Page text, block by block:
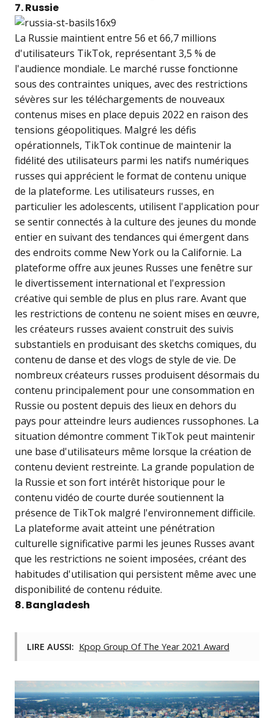
7. Russie
La Russie maintient entre 56 et 66,7 millions
d'utilisateurs TikTok, représentant 3,5 % de
l'audience mondiale. Le marché russe fonctionne
sous des contraintes uniques, avec des restrictions
sévères sur les téléchargements de nouveaux
contenus mises en place depuis 2022 en raison des
tensions géopolitiques. Malgré les défis
opérationnels, TikTok continue de maintenir la
fidélité des utilisateurs parmi les natifs numériques
russes qui apprécient le format de contenu unique
de la plateforme. Les utilisateurs russes, en
particulier les adolescents, utilisent l'application pour
se sentir connectés à la culture des jeunes du monde
entier en suivant des tendances qui émergent dans
des endroits comme New York ou la Californie. La
plateforme offre aux jeunes Russes une fenêtre sur
le divertissement international et l'expression
créative qui semble de plus en plus rare. Avant que
les restrictions de contenu ne soient mises en œuvre,
les créateurs russes avaient construit des suivis
substantiels en produisant des sketchs comiques, du
contenu de danse et des vlogs de style de vie. De
nombreux créateurs russes produisent désormais du
contenu principalement pour une consommation en
Russie ou postent depuis des lieux en dehors du
pays pour atteindre leurs audiences russophones. La
situation démontre comment TikTok peut maintenir
une base d'utilisateurs même lorsque la création de
contenu devient restreinte. La grande population de
la Russie et son fort intérêt historique pour le
contenu vidéo de courte durée soutiennent la
présence de TikTok malgré l'environnement difficile.
La plateforme avait atteint une pénétration
culturelle significative parmi les jeunes Russes avant
que les restrictions ne soient imposées, créant des
habitudes d'utilisation qui persistent même avec une
disponibilité de contenu réduite.
8. Bangladesh
LIRE AUSSI: Kpop Group Of The Year 2021 Award